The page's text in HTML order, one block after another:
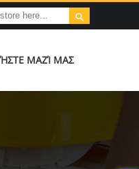

ΜΑΖΊ ΜΑΣ